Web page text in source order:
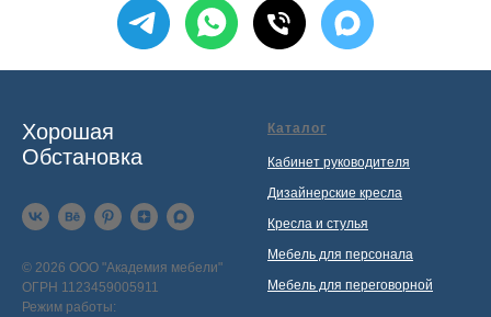
Хорошая
Обстановка
© 2026 ООО "Академия мебели"
ОГРН 1123459005911
Режим работы:
Каталог
Кабинет руководителя
Дизайнерские кресла
Кресла и стулья
Мебель для персонала
Мебель для переговорной